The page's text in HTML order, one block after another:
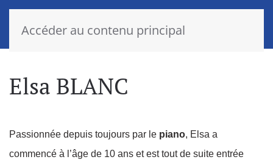
Accéder au contenu principal
Elsa BLANC
Passionnée depuis toujours par le piano, Elsa a
commencé à l’âge de 10 ans et est tout de suite entrée